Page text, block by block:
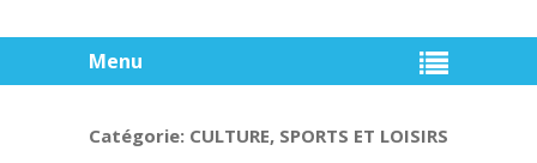
Menu
Catégorie: CULTURE, SPORTS ET LOISIRS